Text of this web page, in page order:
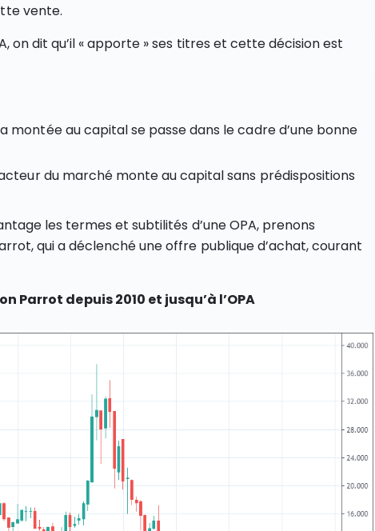
vente.
on dit qu’il « apporte » ses titres et cette décision est
montée au capital se passe dans le cadre d’une bonne
du marché monte au capital sans prédispositions
les termes et subtilités d’une OPA, prenons
qui a déclenché une offre publique d’achat, courant
Parrot depuis 2010 et jusqu’à l’OPA